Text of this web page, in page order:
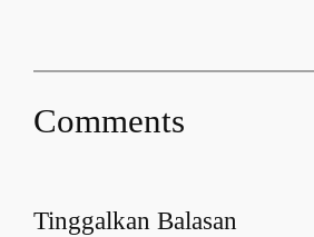
Comments
Tinggalkan Balasan